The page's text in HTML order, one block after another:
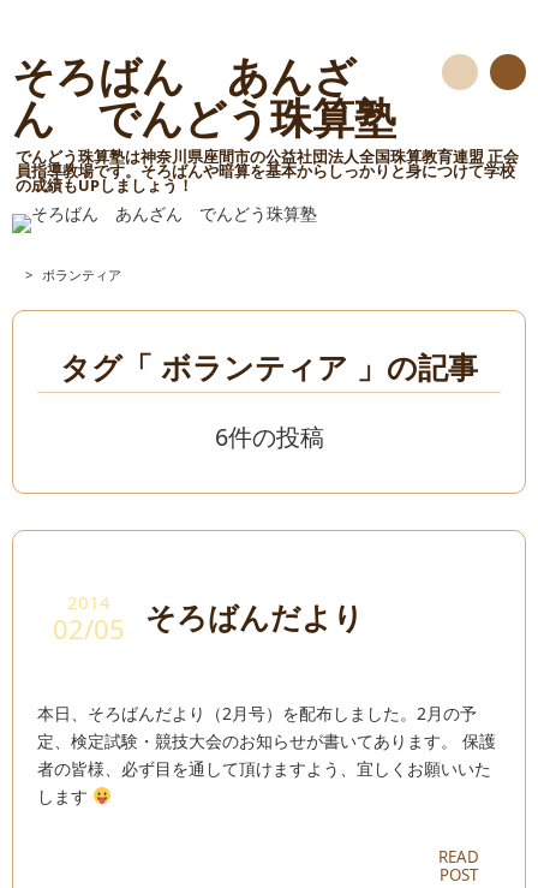
そろばん あんざ
ん でんどう珠算塾
でんどう珠算塾は神奈川県座間市の公益社団法人全国珠算教育連盟 正会
員指導教場です。そろばんや暗算を基本からしっかりと身につけて学校
の成績もUPしましょう！
検
> ボランティア
タグ「 ボランティア 」の記事
6件の投稿
2014
02/05 そろばんだより
本日、そろばんだより（2月号）を配布しました。2月の予
定、検定試験・競技大会のお知らせが書いてあります。 保護
者の皆様、必ず目を通して頂けますよう、宜しくお願いいた
します
READ
POST